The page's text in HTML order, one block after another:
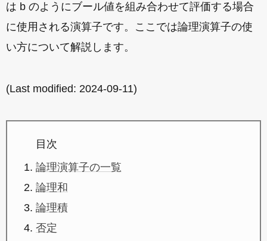
は b のようにブール値を組み合わせて評価する場合
に使用される演算子です。ここでは論理演算子の使
い方について解説します。
(Last modified: 2024-09-11)
目次
論理演算子の一覧
論理和
論理積
否定